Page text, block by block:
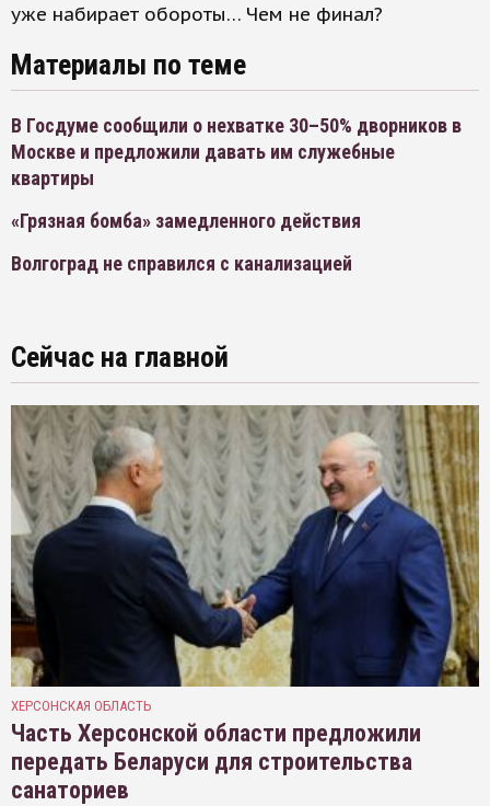
уже набирает обороты… Чем не финал?
Материалы по теме
В Госдуме сообщили о нехватке 30–50% дворников в
Москве и предложили давать им служебные
квартиры
«Грязная бомба» замедленного действия
Волгоград не справился с канализацией
Сейчас на главной
ХЕРСОНСКАЯ ОБЛАСТЬ
Часть Херсонской области предложили
передать Беларуси для строительства
санаториев